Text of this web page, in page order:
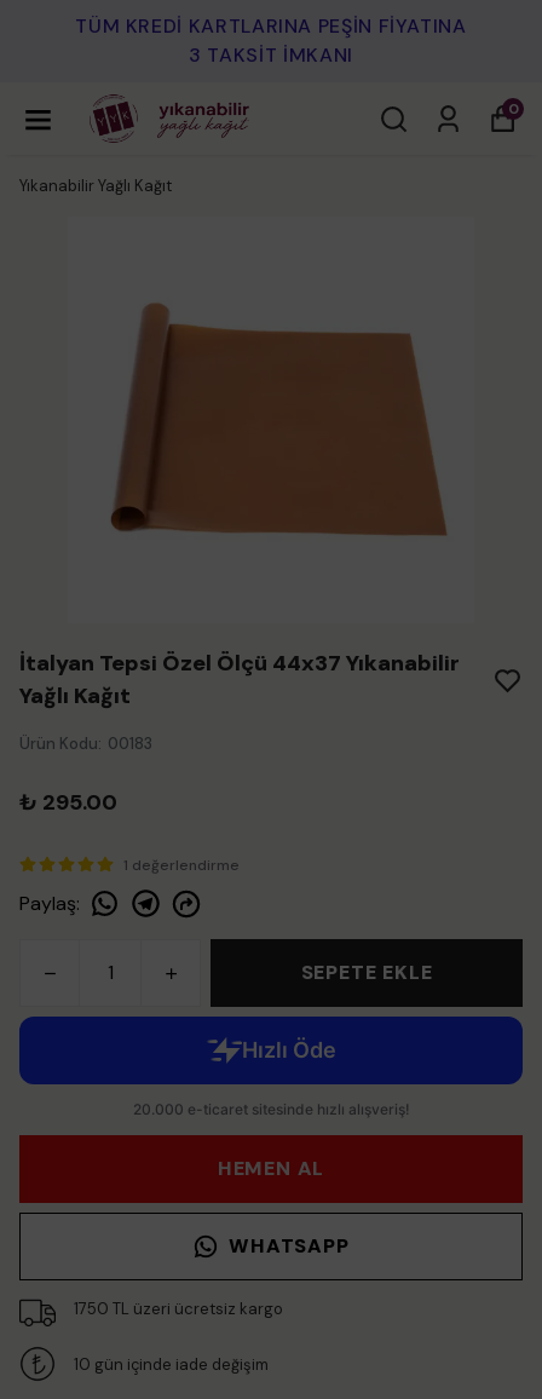
TÜM KREDİ KARTLARINA PEŞİN FİYATINA
3 TAKSİT İMKANI
0
Yıkanabilir Yağlı Kağıt
İtalyan Tepsi Özel Ölçü 44x37 Yıkanabilir
Yağlı Kağıt
Ürün Kodu: 00183
₺ 295.00
1 değerlendirme
Paylaş:
SEPETE EKLE
HEMEN AL
WHATSAPP
1750 TL üzeri ücretsiz kargo
10 gün içinde iade değişim